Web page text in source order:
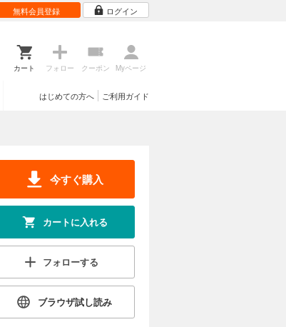
無料会員登録 ログイン
カート フォロー クーポン Myページ
ご利用ガイド
はじめての方へ
今すぐ購入
カートに入れる
フォローする
ブラウザ試し読み